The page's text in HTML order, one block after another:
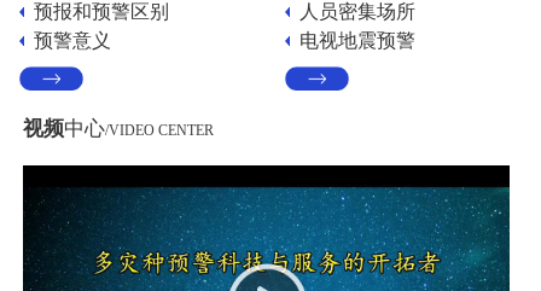
预报和预警区别
预警意义
人员密集场所
电视地震预警
视频中心/VIDEO CENTER